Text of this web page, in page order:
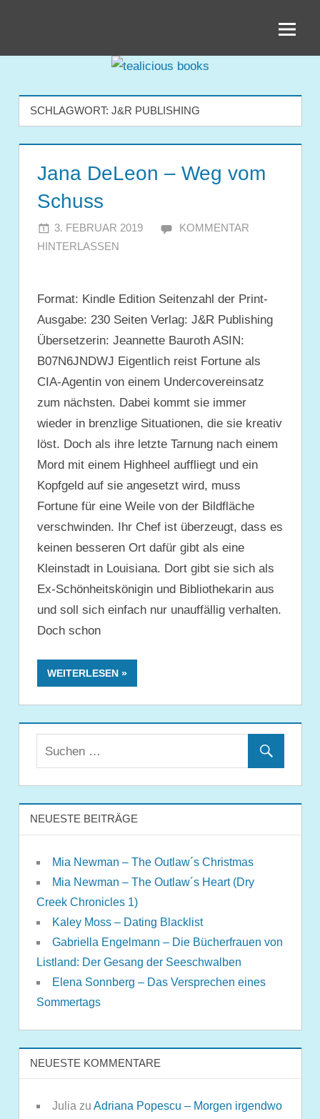
books
SCHLAGWORT: J&R PUBLISHING
Jana DeLeon – Weg vom
Schuss
3. FEBRUAR 2019 JULIA
KOMMENTAR
HINTERLASSEN
Format: Kindle Edition Seitenzahl der Print-
Ausgabe: 230 Seiten Verlag: J&R Publishing
Übersetzerin: Jeannette Bauroth ASIN:
B07N6JNDWJ Eigentlich reist Fortune als
CIA-Agentin von einem Undercovereinsatz
zum nächsten. Dabei kommt sie immer
wieder in brenzlige Situationen, die sie kreativ
löst. Doch als ihre letzte Tarnung nach einem
Mord mit einem Highheel auffliegt und ein
Kopfgeld auf sie angesetzt wird, muss
Fortune für eine Weile von der Bildfläche
verschwinden. Ihr Chef ist überzeugt, dass es
keinen besseren Ort dafür gibt als eine
Kleinstadt in Louisiana. Dort gibt sie sich als
Ex-Schönheitskönigin und Bibliothekarin aus
und soll sich einfach nur unauffällig verhalten.
Doch schon
WEITERLESEN
NEUESTE BEITRÄGE
Mia Newman – The Outlaw´s Christmas
Mia Newman – The Outlaw´s Heart (Dry
Creek Chronicles 1)
Kaley Moss – Dating Blacklist
Gabriella Engelmann – Die Bücherfrauen von
Listland: Der Gesang der Seeschwalben
Elena Sonnberg – Das Versprechen eines
Sommertags
NEUESTE KOMMENTARE
Julia zu Adriana Popescu – Morgen irgendwo